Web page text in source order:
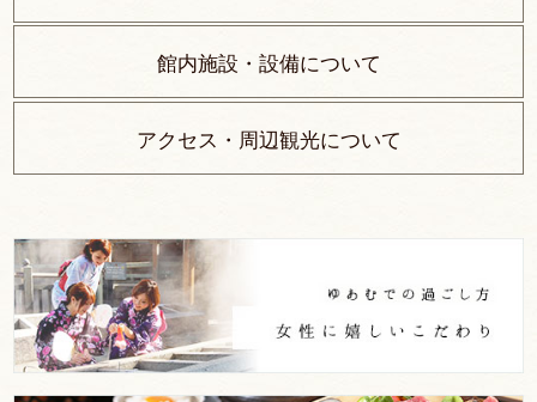
館内施設・設備について
アクセス・周辺観光について